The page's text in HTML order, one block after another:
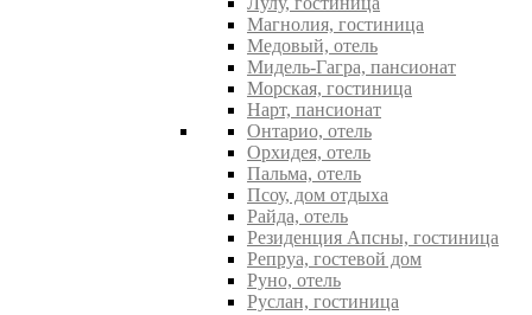
Магнолия, гостиница
Медовый, отель
Мидель-Гагра, пансионат
Морская, гостиница
Нарт, пансионат
Онтарио, отель
Орхидея, отель
Пальма, отель
Псоу, дом отдыха
Райда, отель
Резиденция Апсны, гостиница
Репруа, гостевой дом
Руно, отель
Руслан, гостиница